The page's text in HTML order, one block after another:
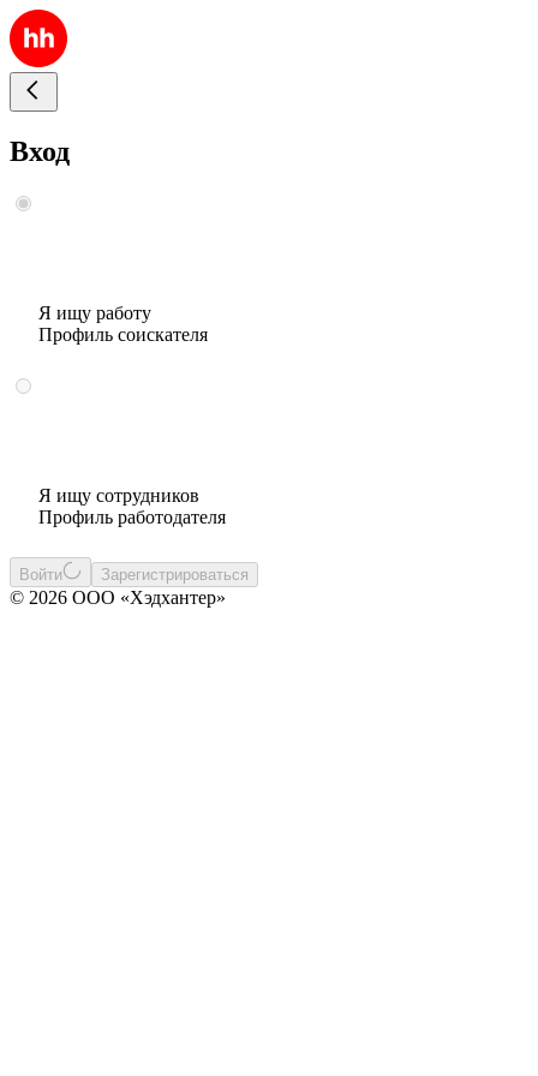
Вход
Я ищу работу
Профиль соискателя
Я ищу сотрудников
Профиль работодателя
Войти Зарегистрироваться
© 2026 ООО «Хэдхантер»